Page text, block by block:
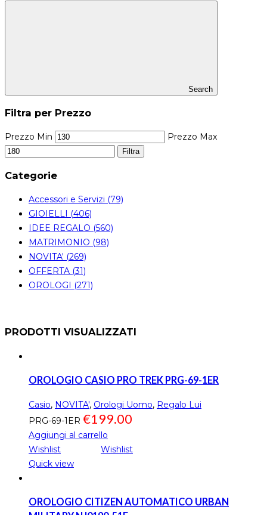
Search
Filtra per Prezzo
Prezzo Min Prezzo Max
Filtra
Categorie
Accessori e Servizi (79)
GIOIELLI (406)
IDEE REGALO (560)
MATRIMONIO (98)
NOVITA' (269)
OFFERTA (31)
OROLOGI (271)
PRODOTTI VISUALIZZATI
OROLOGIO CASIO PRO TREK PRG-69-1ER
Casio, NOVITA', Orologi Uomo, Regalo Lui
PRG-69-1ER €199.00
Aggiungi al carrello
Wishlist
Wishlist
Quick view
OROLOGIO CITIZEN AUTOMATICO URBAN